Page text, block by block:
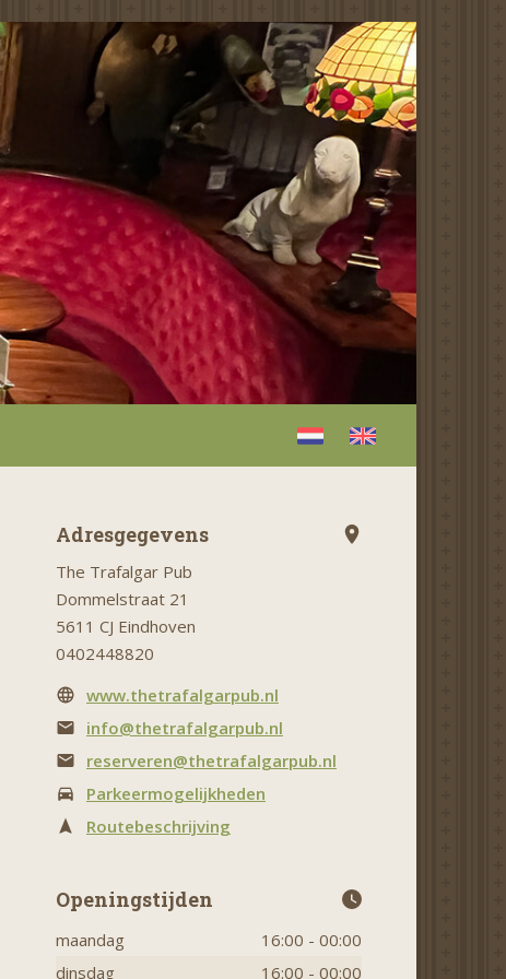
Adresgegevens
The Trafalgar Pub
Dommelstraat 21
5611 CJ Eindhoven
0402448820
www.thetrafalgarpub.nl
info@thetrafalgarpub.nl
reserveren@thetrafalgarpub.nl
Parkeermogelijkheden
Routebeschrijving
Openingstijden
maandag
16:00 - 00:00
dinsdag
16:00 - 00:00